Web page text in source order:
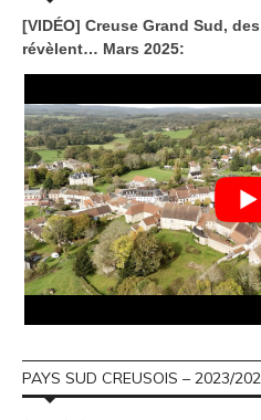
[VIDÉO] Creuse Grand Sud,
révèlent… Mars 2025:
PAYS SUD CREUSOIS – 2023/